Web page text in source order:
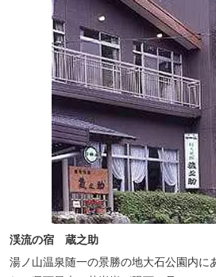
渓流の宿 蔵之助
湯ノ山温泉随一の景勝の地大石公園内に